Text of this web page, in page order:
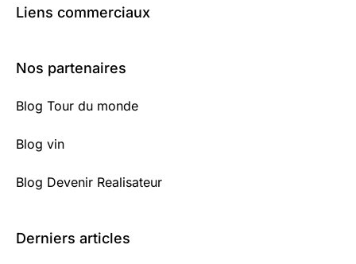
Liens commerciaux
Nos partenaires
Blog Tour du monde
Blog vin
Blog Devenir Realisateur
Derniers articles